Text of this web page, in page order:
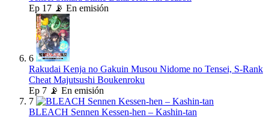
Ep 17 📡 En emisión
6
Rakudai Kenja no Gakuin Musou Nidome no Tensei, S-Rank
Cheat Majutsushi Boukenroku
Ep 7 📡 En emisión
7
BLEACH Sennen Kessen-hen – Kashin-tan